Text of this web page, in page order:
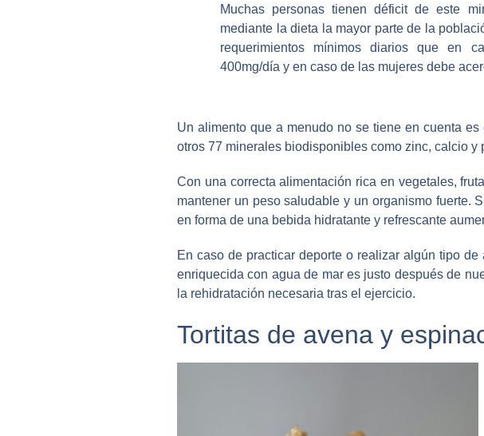
Muchas personas tienen déficit de este
mediante la dieta la mayor parte de la
requerimientos mínimos diarios que en
400mg/día y en caso de las mujeres debe
Un alimento que a menudo no se tiene en cuenta
otros 77 minerales biodisponibles como zinc, calcio y
Con una correcta alimentación rica en vegetales,
mantener un peso saludable y un organismo fuerte.
en forma de una bebida hidratante y refrescante
En caso de practicar deporte o realizar algún tipo
enriquecida con agua de mar es justo después de
la rehidratación necesaria tras el ejercicio.
Tortitas de avena y